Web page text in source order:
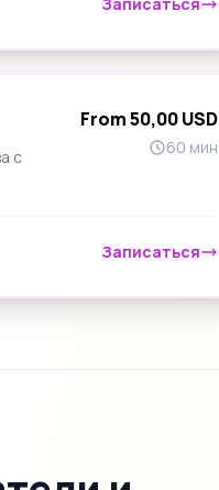
с
From 50,00 USD
60 мин
Записаться